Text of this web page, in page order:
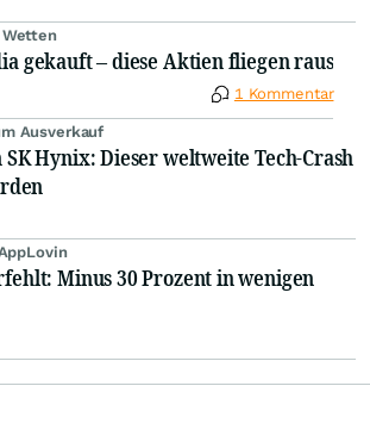
gekauft – diese Aktien fliegen raus
1 Kommentar
Ausverkauf
Hynix: Dieser weltweite Tech-Crash
Minus 30 Prozent in wenigen